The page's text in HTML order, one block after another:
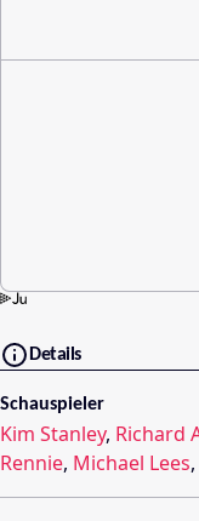
Details
Schauspieler
Kim Stanley, Richard
Rennie, Michael Lees,